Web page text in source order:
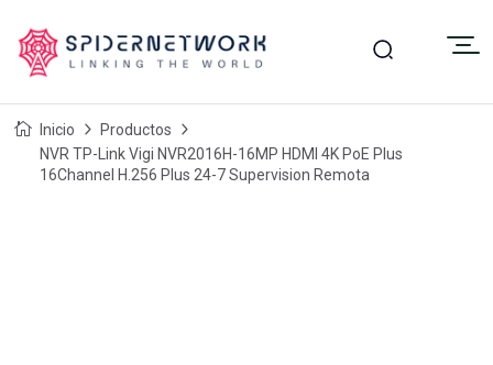
Inicio
Productos
NVR TP-Link Vigi NVR2016H-16MP HDMI 4K PoE Plus
16Channel H.256 Plus 24-7 Supervision Remota